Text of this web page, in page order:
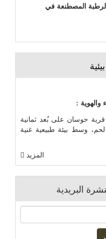
المصطنعة في
والهوية :
حوسان على بُعد ثمانية
وسط بيئة طبيعية غنية
المزيد
البريدية